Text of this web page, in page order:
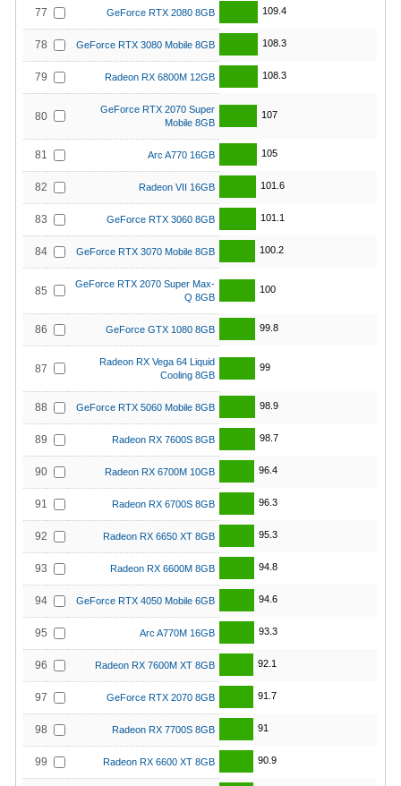
77 GeForce RTX 2080 8GB 109.4
78 GeForce RTX 3080 Mobile 8GB 108.3
79 Radeon RX 6800M 12GB 108.3
80
GeForce RTX 2070 Super
Mobile 8GB
107
81 Arc A770 16GB 105
82 Radeon VII 16GB 101.6
83 GeForce RTX 3060 8GB 101.1
84 GeForce RTX 3070 Mobile 8GB 100.2
85
GeForce RTX 2070 Super Max-
Q 8GB
100
86 GeForce GTX 1080 8GB 99.8
87
Radeon RX Vega 64 Liquid
Cooling 8GB
99
88 GeForce RTX 5060 Mobile 8GB 98.9
89 Radeon RX 7600S 8GB 98.7
90 Radeon RX 6700M 10GB 96.4
91 Radeon RX 6700S 8GB 96.3
92 Radeon RX 6650 XT 8GB 95.3
93 Radeon RX 6600M 8GB 94.8
94 GeForce RTX 4050 Mobile 6GB 94.6
95 Arc A770M 16GB 93.3
96 Radeon RX 7600M XT 8GB 92.1
97 GeForce RTX 2070 8GB 91.7
98 Radeon RX 7700S 8GB 91
99 Radeon RX 6600 XT 8GB 90.9